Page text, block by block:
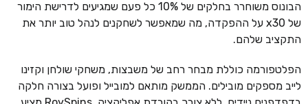
הבונוס משוחרר בחלקים של 10% כל פעם שמגיעים לדרישת הימור
של x30 על ההפקדה, מה שמאפשר לשחקנים לנהל טוב יותר את
התקציב שלהם.
הפלטפורמה כוללת מבחר רחב של משבצות, משחקי שולחן וקזינו
לייב מספקים מובילים. הממשק מותאם למובייל ופועל בצורה חלקה